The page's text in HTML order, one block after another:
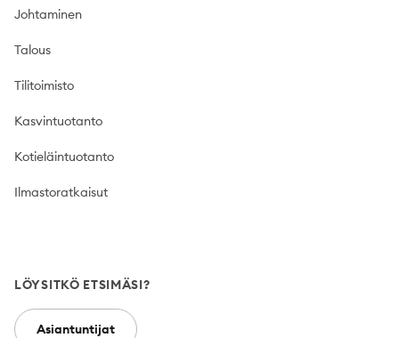
Johtaminen
Talous
Tilitoimisto
Kasvintuotanto
Kotieläintuotanto
Ilmastoratkaisut
LÖYSITKÖ ETSIMÄSI?
Asiantuntijat